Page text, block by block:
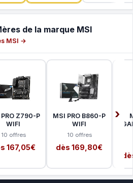
de la marque MSI
MSI →
Z790-P
WIFI
10 offres
167,05€
MSI PRO B860-P
WIFI
10 offres
dès 169,80€